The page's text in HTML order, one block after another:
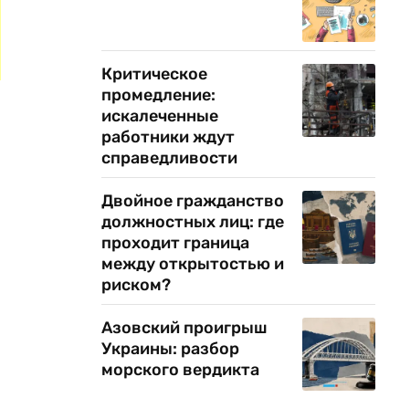
Критическое
промедление:
искалеченные
работники ждут
справедливости
Двойное гражданство
должностных лиц: где
проходит граница
между открытостью и
риском?
Азовский проигрыш
Украины: разбор
морского вердикта